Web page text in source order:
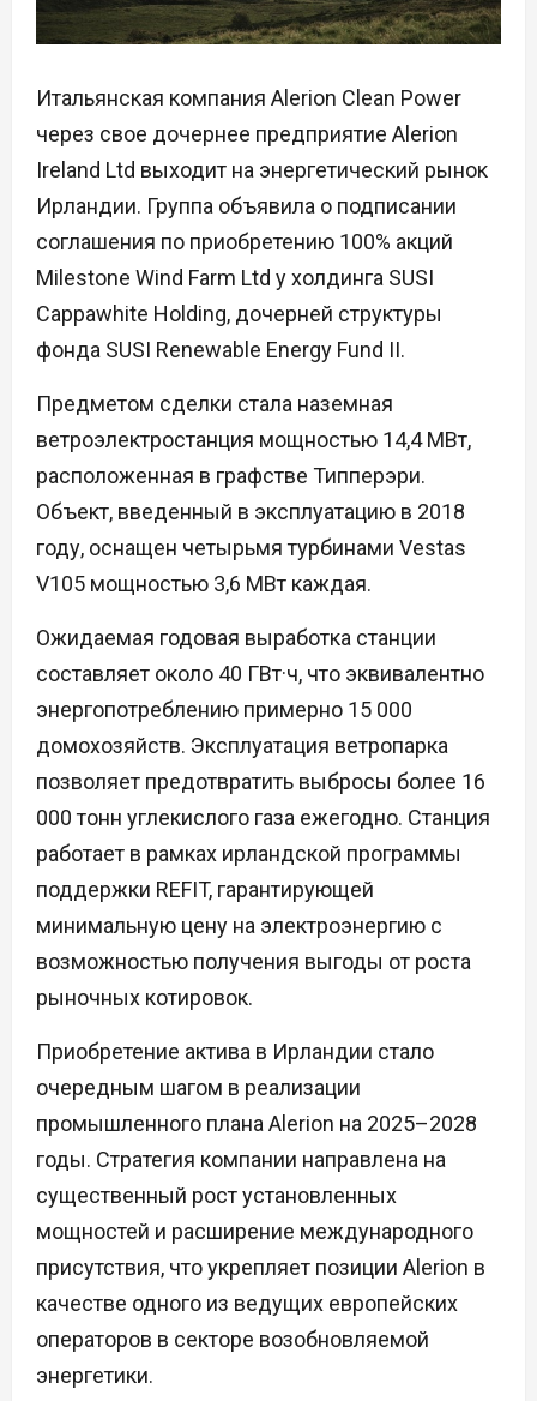
Итальянская компания Alerion Clean Power
через свое дочернее предприятие Alerion
Ireland Ltd выходит на энергетический рынок
Ирландии. Группа объявила о подписании
соглашения по приобретению 100% акций
Milestone Wind Farm Ltd у холдинга SUSI
Cappawhite Holding, дочерней структуры
фонда SUSI Renewable Energy Fund II.
Предметом сделки стала наземная
ветроэлектростанция мощностью 14,4 МВт,
расположенная в графстве Типперэри.
Объект, введенный в эксплуатацию в 2018
году, оснащен четырьмя турбинами Vestas
V105 мощностью 3,6 МВт каждая.
Ожидаемая годовая выработка станции
составляет около 40 ГВт·ч, что эквивалентно
энергопотреблению примерно 15 000
домохозяйств. Эксплуатация ветропарка
позволяет предотвратить выбросы более 16
000 тонн углекислого газа ежегодно. Станция
работает в рамках ирландской программы
поддержки REFIT, гарантирующей
минимальную цену на электроэнергию с
возможностью получения выгоды от роста
рыночных котировок.
Приобретение актива в Ирландии стало
очередным шагом в реализации
промышленного плана Alerion на 2025–2028
годы. Стратегия компании направлена на
существенный рост установленных
мощностей и расширение международного
присутствия, что укрепляет позиции Alerion в
качестве одного из ведущих европейских
операторов в секторе возобновляемой
энергетики.